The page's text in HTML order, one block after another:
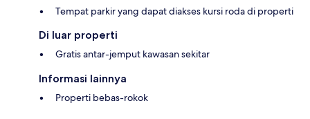
Tempat parkir yang dapat diakses kursi roda di properti
Di luar properti
Gratis antar-jemput kawasan sekitar
Informasi lainnya
Properti bebas-rokok